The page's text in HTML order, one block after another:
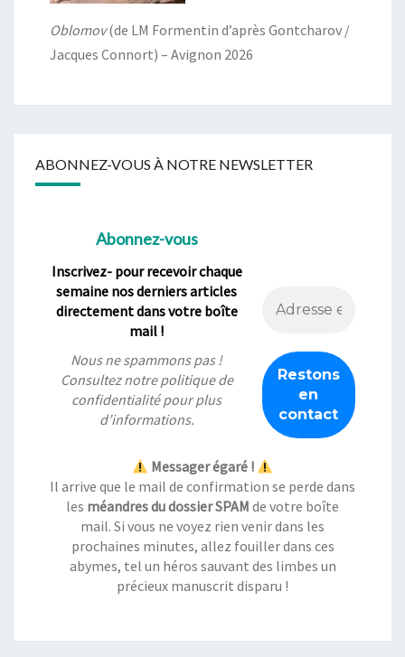
Oblomov(de LM Formentin d’après Gontcharov /
Jacques Connort) – Avignon 2026
ABONNEZ-VOUS À NOTRE NEWSLETTER
Abonnez-vous
Inscrivez- pour recevoir chaque
semaine nos derniers articles
directement dans votre boîte
mail !
Nous ne spammons pas !
Consultez notrepolitique de
confidentialitépour plus
d’informations.
Messager égaré !
Il arrive que le mail de confirmation se perde dans
les méandres du dossier SPAM de votre boîte
mail. Si vous ne voyez rien venir dans les
prochaines minutes, allez fouiller dans ces
abymes, tel un héros sauvant des limbes un
précieux manuscrit disparu !